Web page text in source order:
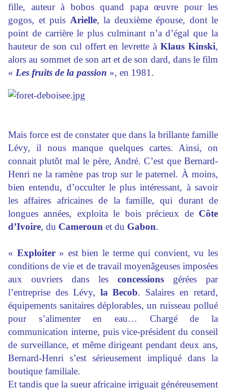
fille, auteur à bobos quand papa œuvre pour les
gogos, et puis Arielle, la deuxième épouse, dont le
point de carrière le plus culminant n’a d’égal que la
hauteur de son cul offert en levrette àKlaus Kinski,
alors au sommet de son art et de son dard, dans le film
« Les fruits de la passion », en 1981.
Mais force est de constater que dans la brillante famille
Lévy, il nous manque quelques cartes. Ainsi, on
connait plutôt mal le père, André. C’est que Bernard-
Henri ne la ramène pas trop sur le paternel. À moins,
bien entendu, d’occulter le plus intéressant, à savoir
les affaires africaines de la famille, qui durant de
longues années, exploita le bois précieux de Côte
d’Ivoire, du Cameroun et du Gabon.
« Exploiter» est bien le terme qui convient, vu les
conditions de vie et de travail moyenâgeuses imposées
aux ouvriers dans les concessions gérées par
l’entreprise des Lévy, la Becob. Salaires en retard,
équipements sanitaires déplorables, un ruisseau pollué
pour s’alimenter en eau… Chargé de la
communication interne, puis vice-président du conseil
de surveillance, et même dirigeant pendant deux ans,
Bernard-Henri s’est sérieusement impliqué dans la
boutique familiale.
Et tandis que la sueur africaine irriguait généreusement